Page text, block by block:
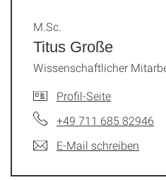
Titus Große
M.Sc.
Wissenschaftlicher
Profil-Seite
+49 711 685 82946
E-Mail schreiben